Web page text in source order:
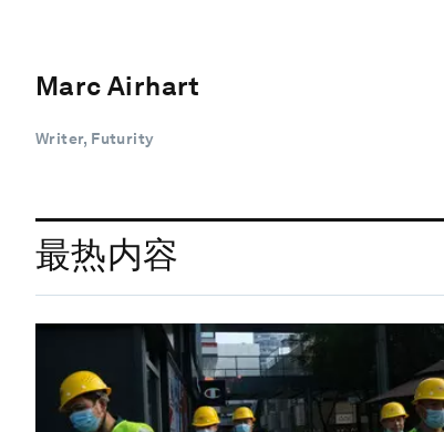
Marc Airhart
Writer, Futurity
最热内容